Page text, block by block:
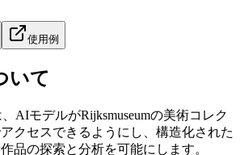
使用例
いて
AIモデルがRijksmuseumの美術コレク
クセスできるようにし、構造化された
品の探索と分析を可能にします。